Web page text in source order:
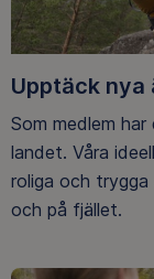
Upptäck nya
Som medlem
landet. Våra
roliga och
och på fjället.